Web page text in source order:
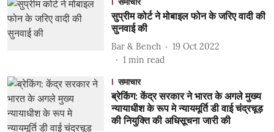
सुप्रीम कोर्ट ने मोबाइल फोन के जरिए वादी की
सुनवाई की
Bar & Bench
19 Oct 2022
1 min read
समाचार
ब्रेकिंग: केंद्र सरकार ने भारत के अगले मुख्य
न्यायाधीश के रूप मे न्यायमूर्ति डी वाई चंद्रचूड़
की नियुक्ति की अधिसूचना जारी की